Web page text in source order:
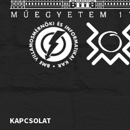
KAPCSOLAT